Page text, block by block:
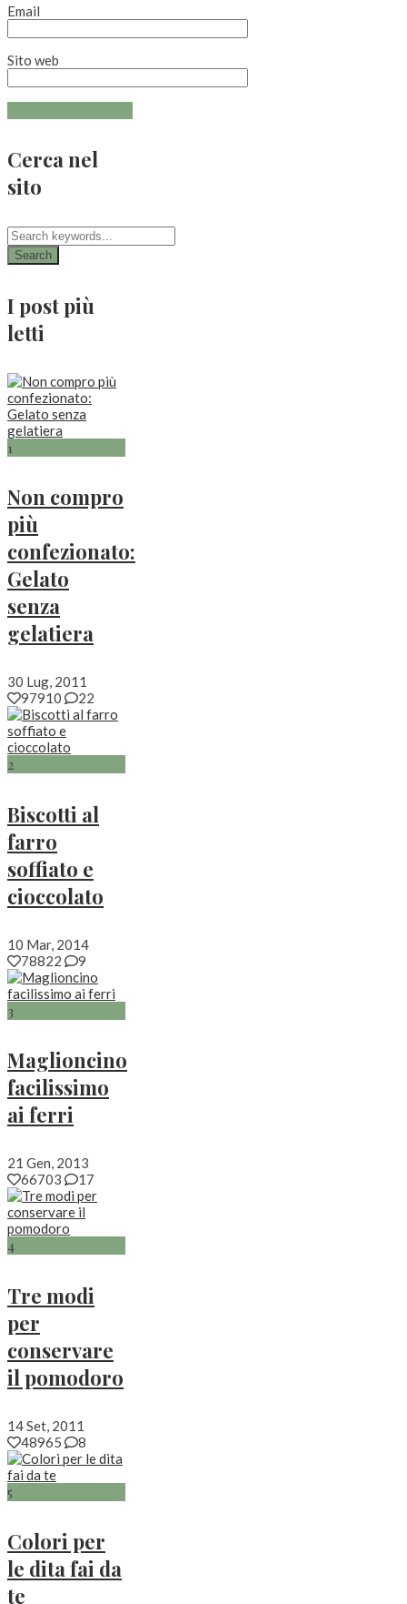
Email
Sito web
Cerca nel
sito
Search
I post più
letti
1
Non compro
più
confezionato:
Gelato
senza
gelatiera
30 Lug, 2011
97910
22
2
Biscotti al
farro
soffiato e
cioccolato
10 Mar, 2014
78822
9
3
Maglioncino
facilissimo
ai ferri
21 Gen, 2013
66703
17
4
Tre modi
per
conservare
il pomodoro
14 Set, 2011
48965
8
5
Colori per
le dita fai da
te